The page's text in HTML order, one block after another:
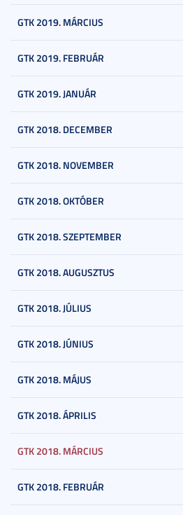
GTK 2019. MÁRCIUS
GTK 2019. FEBRUÁR
GTK 2019. JANUÁR
GTK 2018. DECEMBER
GTK 2018. NOVEMBER
GTK 2018. OKTÓBER
GTK 2018. SZEPTEMBER
GTK 2018. AUGUSZTUS
GTK 2018. JÚLIUS
GTK 2018. JÚNIUS
GTK 2018. MÁJUS
GTK 2018. ÁPRILIS
GTK 2018. MÁRCIUS
GTK 2018. FEBRUÁR